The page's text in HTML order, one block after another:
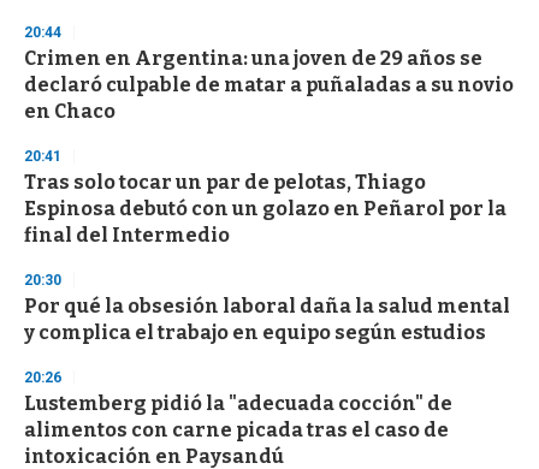
20:44
Crimen en Argentina: una joven de 29 años se
declaró culpable de matar a puñaladas a su novio
en Chaco
20:41
Tras solo tocar un par de pelotas, Thiago
Espinosa debutó con un golazo en Peñarol por la
final del Intermedio
20:30
Por qué la obsesión laboral daña la salud mental
y complica el trabajo en equipo según estudios
20:26
Lustemberg pidió la "adecuada cocción" de
alimentos con carne picada tras el caso de
intoxicación en Paysandú